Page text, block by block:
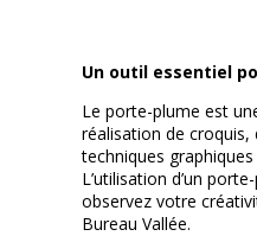
Un outil essentiel
Le porte-plume est
réalisation de croquis,
techniques
L’utilisation d’un
observez votre
Bureau Vallée.